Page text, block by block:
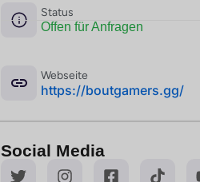
Status
Offen für Anfragen
Webseite
­https://boutgamers.gg/
Social Media